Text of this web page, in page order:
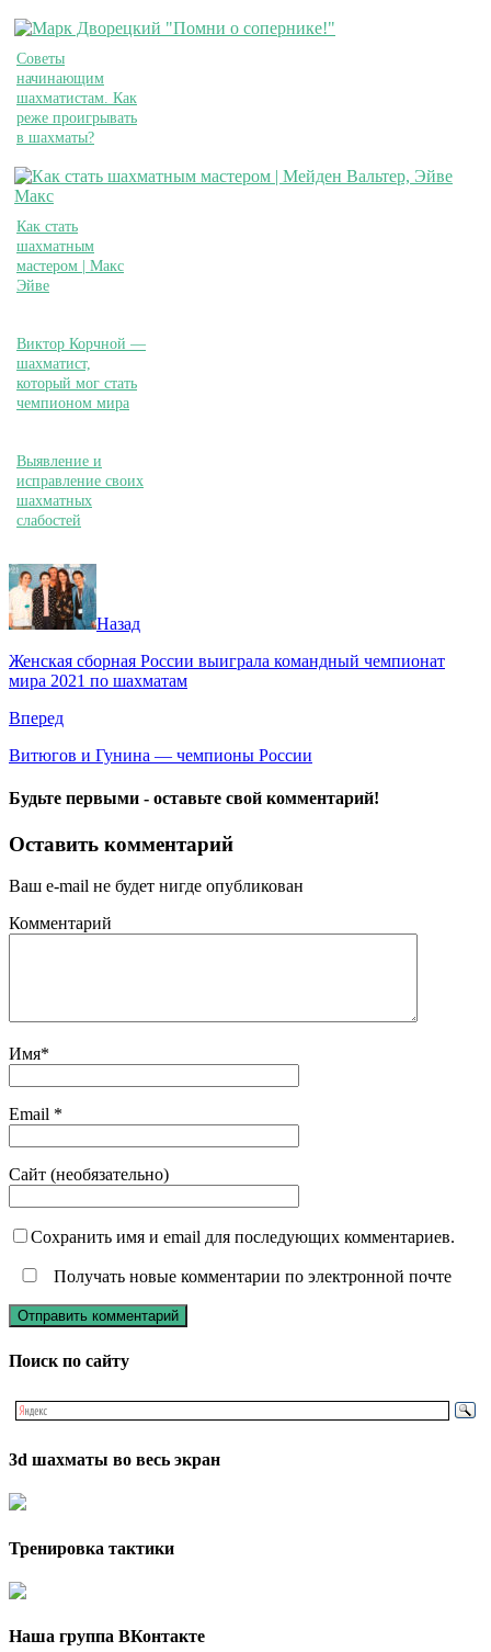
Советы
начинающим
шахматистам. Как
реже проигрывать
в шахматы?
Как стать
шахматным
мастером | Макс
Эйве
Виктор Корчной —
шахматист,
который мог стать
чемпионом мира
Выявление и
исправление своих
шахматных
слабостей
Назад
Женская сборная России выиграла командный чемпионат
мира 2021 по шахматам
Вперед
Витюгов и Гунина — чемпионы России
Будьте первыми - оставьте свой комментарий!
Оставить комментарий
Ваш e-mail не будет нигде опубликован
Комментарий
Имя*
Email *
Сайт (необязательно)
Сохранить имя и email для последующих комментариев.
Получать новые комментарии по электронной почте
Поиск по сайту
3d шахматы во весь экран
Тренировка тактики
Наша группа ВКонтакте